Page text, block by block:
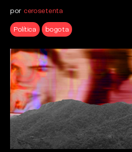
por cerosetenta
Política bogota